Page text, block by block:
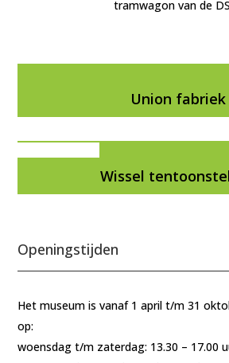
tramwagon van de
Union fabriek
Wissel
Openingstijden
Het museum is vanaf 1 april t/m 31
op:
woensdag t/m zaterdag: 13.30 – 17.00